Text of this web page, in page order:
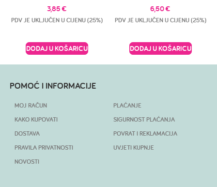
3,85 €
PDV JE UKLJUČEN U CIJENU (25%)
DODAJ U KOŠARICU
6,50€
PDV JE UKLJUČEN U CIJENU (25%)
DODAJ U KOŠARICU
POMOĆ I INFORMACIJE
MOJ RAČUN
KAKO KUPOVATI
DOSTAVA
PRAVILA PRIVATNOSTI
NOVOSTI
PLAĆANJE
SIGURNOST PLAĆANJA
POVRAT I REKLAMACIJA
UVJETI KUPNJE